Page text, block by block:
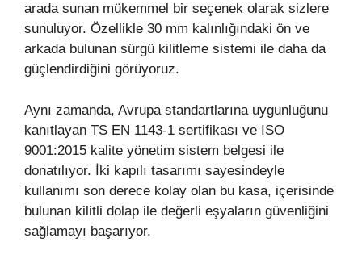
arada sunan mükemmel bir seçenek olarak sizlere
sunuluyor. Özellikle 30 mm kalınlığındaki ön ve
arkada bulunan sürgü kilitleme sistemi ile daha da
güçlendirdiğini görüyoruz.
Aynı zamanda, Avrupa standartlarına uygunluğunu
kanıtlayan TS EN 1143-1 sertifikası ve ISO
9001:2015 kalite yönetim sistem belgesi ile
donatılıyor. İki kapılı tasarımı sayesindeyle
kullanımı son derece kolay olan bu kasa, içerisinde
bulunan kilitli dolap ile değerli eşyaların güvenliğini
sağlamayı başarıyor.